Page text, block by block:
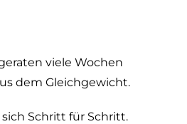
viele Wochen
dem Gleichgewicht.
Schritt für Schritt.